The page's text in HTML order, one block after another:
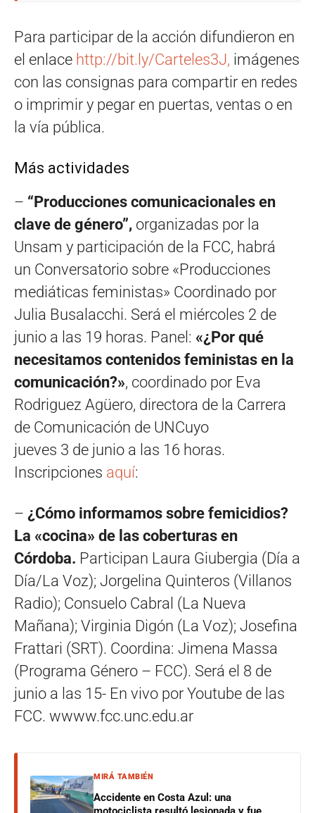
Para participar de la acción difundieron en
el enlace http://bit.ly/Carteles3J, imágenes
con las consignas para compartir en redes
o imprimir y pegar en puertas, ventas o en
la vía pública.
Más actividades
– “Producciones comunicacionales en
clave de género”, organizadas por la
Unsam y participación de la FCC, habrá
un Conversatorio sobre «Producciones
mediáticas feministas» Coordinado por
Julia Busalacchi. Será el miércoles 2 de
junio a las 19 horas. Panel: «¿Por qué
necesitamos contenidos feministas en la
comunicación?», coordinado por Eva
Rodriguez Agüero, directora de la Carrera
de Comunicación de UNCuyo
jueves 3 de junio a las 16 horas.
Inscripciones aquí:
– ¿Cómo informamos sobre femicidios?
La «cocina» de las coberturas en
Córdoba. Participan Laura Giubergia (Día a
Día/La Voz); Jorgelina Quinteros (Villanos
Radio); Consuelo Cabral (La Nueva
Mañana); Virginia Digón (La Voz); Josefina
Frattari (SRT). Coordina: Jimena Massa
(Programa Género – FCC). Será el 8 de
junio a las 15- En vivo por Youtube de las
FCC. wwww.fcc.unc.edu.ar
MIRÁ TAMBIÉN
Accidente en Costa Azul: una